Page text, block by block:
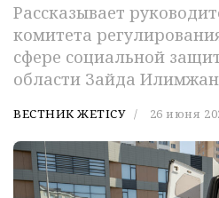
Рассказывает
комитета
сфере социальной
области Зайда
ВЕСТНИК ЖЕТІСУ 26 июня